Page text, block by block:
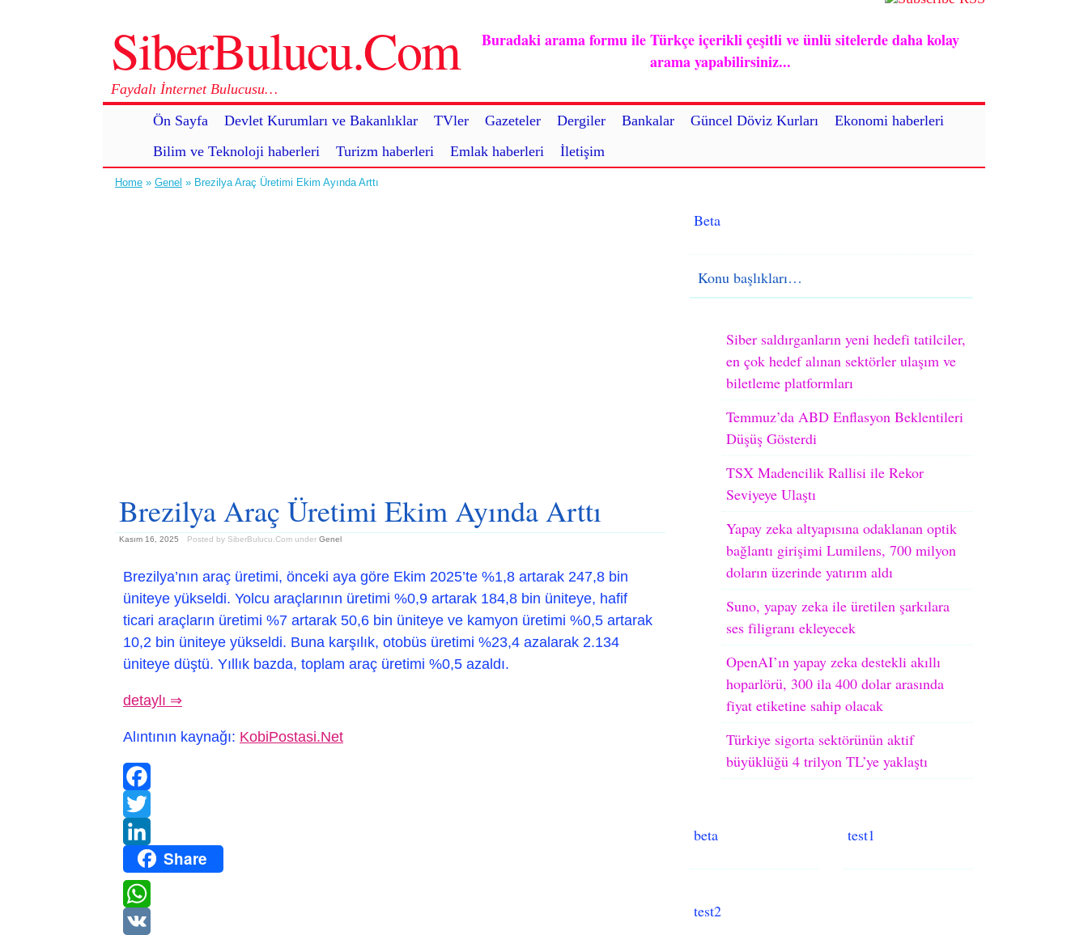
SiberBulucu.Com
Faydalı İnternet Bulucusu…
Ön Sayfa
Devlet Kurumları ve Bakanlıklar TVler Gazeteler Dergiler Bankalar Güncel Döviz Kurları
Ekonomi haberleri
Bilim ve Teknoloji haberleri
Turizm haberleri Emlak haberleri İletişim
Buradaki arama formu ile Türkçe içerikli çeşitli ve ünlü sitelerde daha kolay
arama yapabilirsiniz...
Home » Genel » Brezilya Araç Üretimi Ekim Ayında Arttı
Brezilya Araç Üretimi Ekim Ayında Arttı
Kasım 16, 2025 Posted by SiberBulucu.Com under Genel
Brezilya’nın araç üretimi, önceki aya göre Ekim 2025’te %1,8 artarak 247,8 bin
üniteye yükseldi. Yolcu araçlarının üretimi %0,9 artarak 184,8 bin üniteye, hafif
ticari araçların üretimi %7 artarak 50,6 bin üniteye ve kamyon üretimi %0,5 artarak
10,2 bin üniteye yükseldi. Buna karşılık, otobüs üretimi %23,4 azalarak 2.134
üniteye düştü. Yıllık bazda, toplam araç üretimi %0,5 azaldı.
detaylı ⇒
Alıntının kaynağı: KobiPostasi.Net
Facebook
Twitter
LinkedInShare
WhatsApp
Beta
Konu başlıkları…
Siber saldırganların yeni hedefi tatilciler,
en çok hedef alınan sektörler ulaşım ve
biletleme platformları
Temmuz’da ABD Enflasyon Beklentileri
Düşüş Gösterdi
TSX Madencilik Rallisi ile Rekor
Seviyeye Ulaştı
Yapay zeka altyapısına odaklanan optik
bağlantı girişimi Lumilens, 700 milyon
doların üzerinde yatırım aldı
Suno, yapay zeka ile üretilen şarkılara
ses filigranı ekleyecek
OpenAI’ın yapay zeka destekli akıllı
hoparlörü, 300 ila 400 dolar arasında
fiyat etiketine sahip olacak
Türkiye sigorta sektörünün aktif
büyüklüğü 4 trilyon TL’ye yaklaştı
beta test1
test2